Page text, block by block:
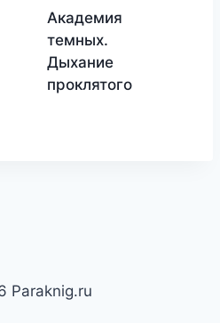
Академия
темных.
Дыхание
проклятого
Paraknig.ru